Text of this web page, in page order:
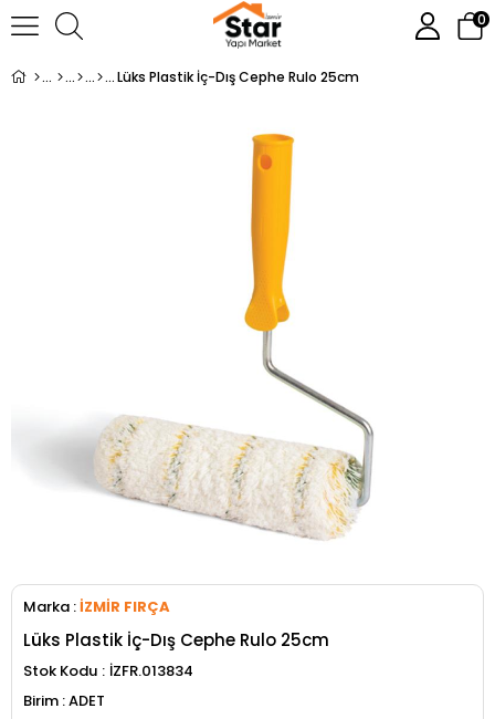
0
Lüks Plastik İç-Dış Cephe Rulo 25cm
Marka :İZMİR FIRÇA
Lüks Plastik İç-Dış Cephe Rulo 25cm
Stok Kodu
İZFR.013834
ADET